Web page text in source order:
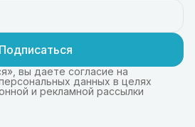
Подписаться
вы даете согласие на
данных в целях
и рекламной рассылки